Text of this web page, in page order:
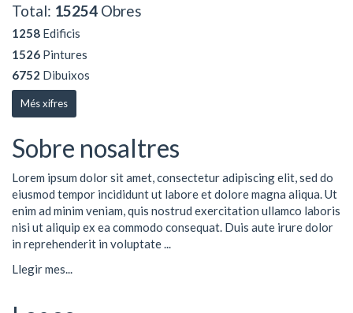
Total: 15254 Obres
1258 Edificis
1526 Pintures
6752 Dibuixos
Més xifres
Sobre nosaltres
Lorem ipsum dolor sit amet, consectetur adipiscing elit, sed do
eiusmod tempor incididunt ut labore et dolore magna aliqua. Ut
enim ad minim veniam, quis nostrud exercitation ullamco laboris
nisi ut aliquip ex ea commodo consequat. Duis aute irure dolor
in reprehenderit in voluptate ...
Llegir mes...